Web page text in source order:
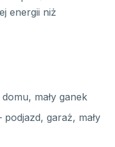
energii niż
mały ganek
garaż, mały